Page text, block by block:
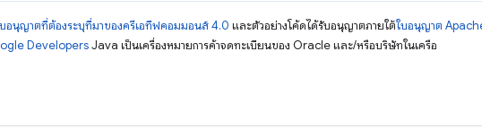
อนุญาตที่ต้องระบุที่มาของครีเอทีฟคอมมอนส์ 4.0 และตัวอย่างโค้ดได้รับอนุญาตภายใต้ใบอนุญาต
DevelopersJava เป็นเครื่องหมายการค้าจดทะเบียนของ Oracle และ/หรือบริษัทในเครือ